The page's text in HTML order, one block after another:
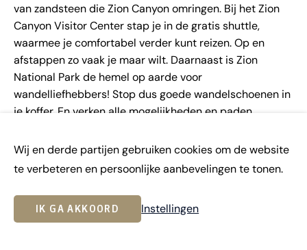
Wij en derde partijen gebruiken cookies om de website
te verbeteren en persoonlijke aanbevelingen te tonen.
IK GA AKKOORD Instellingen
van zandsteen die Zion Canyon omringen. Bij het Zion
Canyon Visitor Center stap je in de gratis shuttle,
waarmee je comfortabel verder kunt reizen. Op en
afstappen zo vaak je maar wilt. Daarnaast is Zion
National Park de hemel op aarde voor
wandelliefhebbers! Stop dus goede wandelschoenen in
je koffer. En verken alle mogelijkheden en paden...